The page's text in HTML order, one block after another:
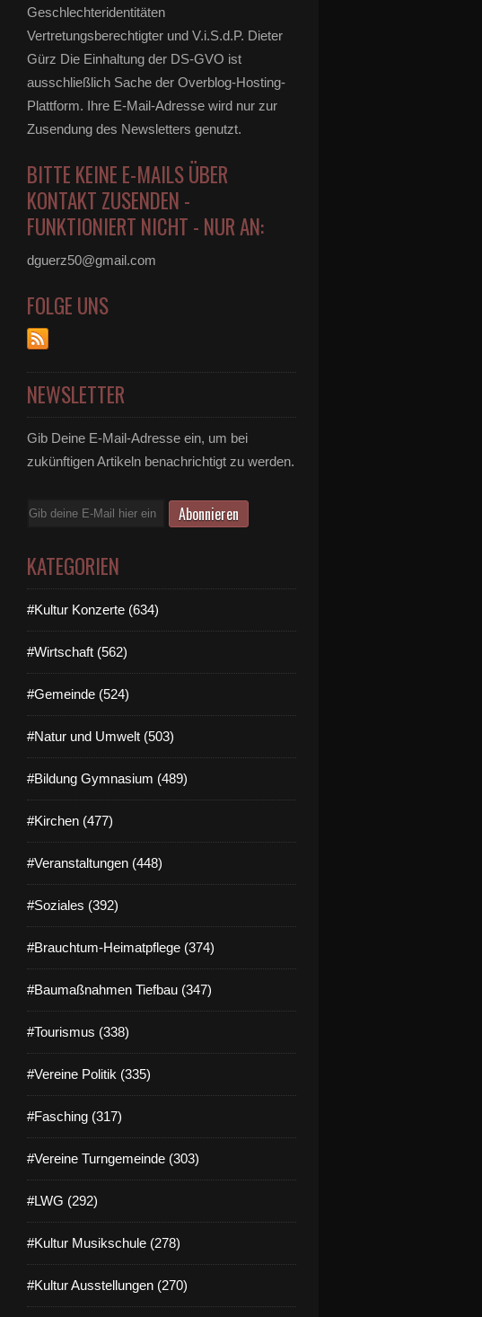
Geschlechteridentitäten
Vertretungsberechtigter und V.i.S.d.P. Dieter
Gürz Die Einhaltung der DS-GVO ist
ausschließlich Sache der Overblog-Hosting-
Plattform. Ihre E-Mail-Adresse wird nur zur
Zusendung des Newsletters genutzt.
BITTE KEINE E-MAILS ÜBER
KONTAKT ZUSENDEN -
FUNKTIONIERT NICHT - NUR AN:
dguerz50@gmail.com
FOLGE UNS
NEWSLETTER
Gib Deine E-Mail-Adresse ein, um bei
zukünftigen Artikeln benachrichtigt zu werden.
E-
KATEGORIEN
#Kultur Konzerte (634)
#Wirtschaft (562)
#Gemeinde (524)
#Natur und Umwelt (503)
#Bildung Gymnasium (489)
#Kirchen (477)
#Veranstaltungen (448)
#Soziales (392)
#Brauchtum-Heimatpflege (374)
#Baumaßnahmen Tiefbau (347)
#Tourismus (338)
#Vereine Politik (335)
#Fasching (317)
#Vereine Turngemeinde (303)
#LWG (292)
#Kultur Musikschule (278)
#Kultur Ausstellungen (270)